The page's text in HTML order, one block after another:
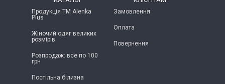
Продукція ТМ Alenka
Plus
Жіночий одяг великих
розмірів
Розпродаж: все по 100
грн
Постільна білизна
Замовлення
Оплата
Повернення